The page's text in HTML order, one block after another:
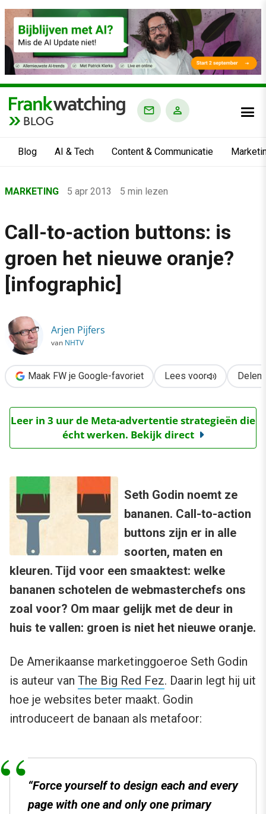
BLOG
Blog AI & Tech Content & Communicatie
›
›
Marketing
›
Call-to-action buttons: is groen het nieuwe oranje? [infographic]
MARKETING 5 apr 2013 5 min lezen
Call-to-action buttons: is
groen het nieuwe oranje?
[infographic]
Arjen Pijfers
van NHTV
Maak FW je Google-favoriet Lees voor Delen
Leer in 3 uur de Meta-advertentie strategieën die
écht werken. Bekijk direct
Seth Godin noemt ze
bananen. Call-to-action
buttons zijn er in alle
soorten, maten en
kleuren. Tijd voor een smaaktest: welke
bananen schotelen de webmasterchefs ons
zoal voor? Om maar gelijk met de deur in
huis te vallen: groen is niet het nieuwe oranje.
De Amerikaanse marketinggoeroe Seth Godin
is auteur van The Big Red Fez. Daarin legt hij uit
hoe je websites beter maakt. Godin
introduceert de banaan als metafoor:
“Force yourself to design each and every
page with one and only one primary